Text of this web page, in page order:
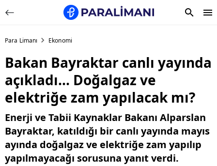
Para Limanı Ekonomi
Bakan Bayraktar canlı yayında
açıkladı... Doğalgaz ve
elektriğe zam yapılacak mı?
Enerji ve Tabii Kaynaklar Bakanı Alparslan
Bayraktar, katıldığı bir canlı yayında mayıs
ayında doğalgaz ve elektriğe zam yapılıp
yapılmayacağı sorusuna yanıt verdi.